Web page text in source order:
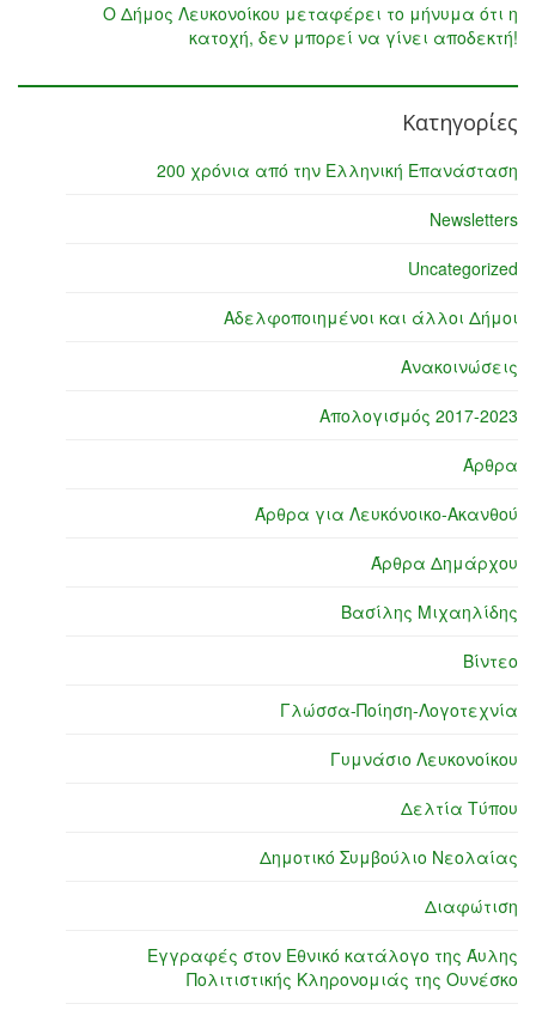
Ο Δήμος Λευκονοίκου μεταφέρει το μήνυμα ότι η
κατοχή, δεν μπορεί να γίνει αποδεκτή!
Κατηγορίες
200 χρόνια από την Ελληνική Επανάσταση
Newsletters
Uncategorized
Αδελφοποιημένοι και άλλοι Δήμοι
Ανακοινώσεις
Απολογισμός 2017-2023
Άρθρα
Άρθρα για Λευκόνοικο-Ακανθού
Άρθρα Δημάρχου
Βασίλης Μιχαηλίδης
Βίντεο
Γλώσσα-Ποίηση-Λογοτεχνία
Γυμνάσιο Λευκονοίκου
Δελτία Τύπου
Δημοτικό Συμβούλιο Νεολαίας
Διαφώτιση
Εγγραφές στον Εθνικό κατάλογο της Άυλης
Πολιτιστικής Κληρονομιάς της Ουνέσκο